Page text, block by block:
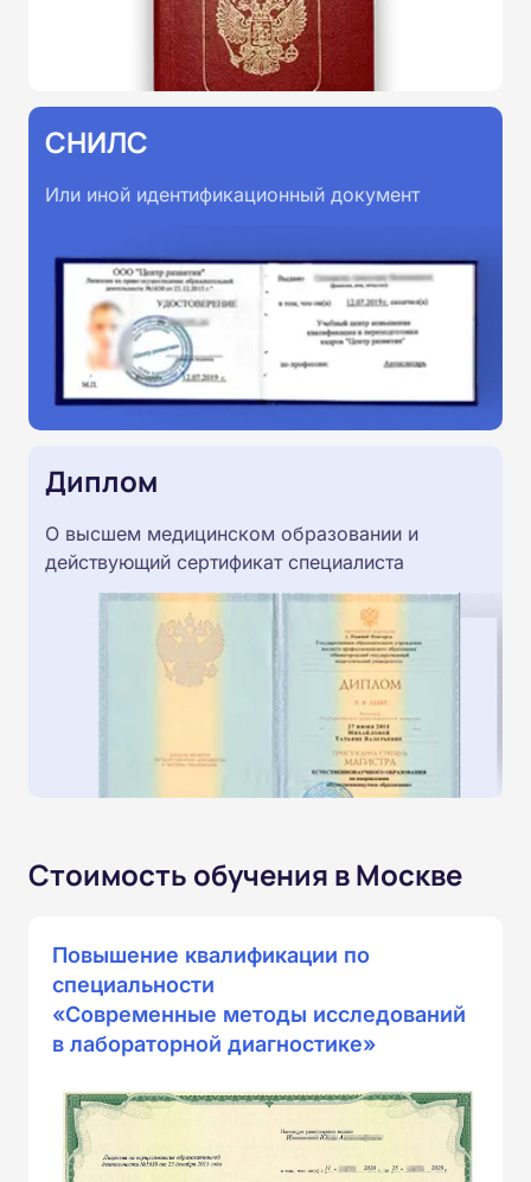
СНИЛС
Или иной идентификационный документ
Диплом
О высшем медицинском образовании и
действующий сертификат специалиста
Стоимость обучения в Москве
Повышение квалификации по
специальности
«Современные методы исследований
в лабораторной диагностике»